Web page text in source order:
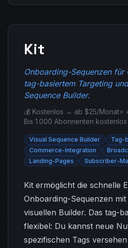
Kit
Onboarding-Sequenzen für
tag-basiertem Targeting
Sequence Builder.
💰 Kostenlos → ab $25/Monat⭐
Bis 1.000 Abonnenten kostenlos
Visual Sequence Builder
Tag-
Commerce-Integration
Landing-Pages
Subscriber-
Kit ermöglicht die schnelle
Onboarding-Sequenzen
visuellen Builder. Das tag-
flexibel: Du kannst neue
spezifischen Tags